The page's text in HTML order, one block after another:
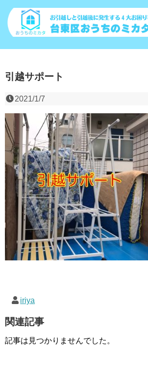
引越サポート
2021/1/7
iriya
関連記事
記事は見つかりませんでした。